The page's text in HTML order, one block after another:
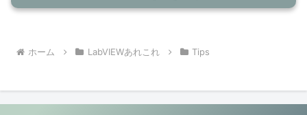
ホーム LabVIEWあれこれ Tips